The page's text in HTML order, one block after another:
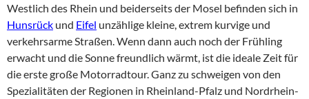
Westlich des Rhein und beiderseits der Mosel befinden sich in
Hunsrück und Eifel unzählige kleine, extrem kurvige und
verkehrsarme Straßen. Wenn dann auch noch der Frühling
erwacht und die Sonne freundlich wärmt, ist die ideale Zeit für
die erste große Motorradtour. Ganz zu schweigen von den
Spezialitäten der Regionen in Rheinland-Pfalz und Nordrhein-